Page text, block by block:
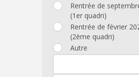
Rentrée de
(1er quadri)
Rentrée de février
(2ème quadri)
Autre